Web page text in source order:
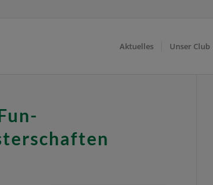
Aktuelles Unser Club